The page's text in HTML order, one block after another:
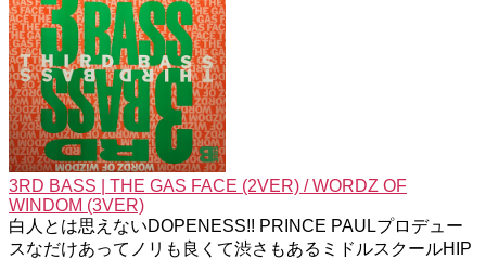
グ
ル
販
売
|
通
販-
渋
next
へ
3RD BASS | THE GAS FACE (2VER) / WORDZ OF
WINDOM (3VER)
白人とは思えないDOPENESS!! PRINCE PAULプロデュー
スなだけあってノリも良くて渋さもあるミドルスクールHIP